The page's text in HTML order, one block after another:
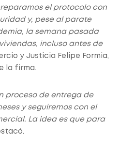
el protocolo con
y, pese al parate
la semana pasada
incluso antes de
y Justicia Felipe Formia,
la firma.
proceso de entrega de
y seguiremos con el
La idea es que para